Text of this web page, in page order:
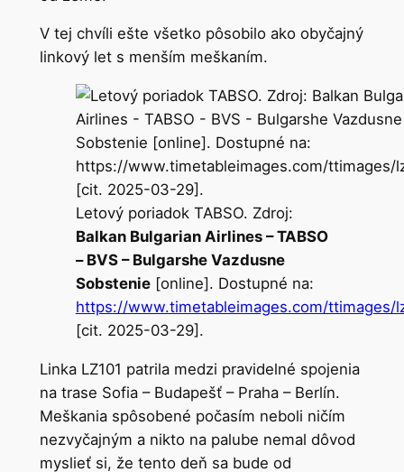
V tej chvíli ešte všetko pôsobilo ako obyčajný
linkový let s menším meškaním.
Letový poriadok TABSO. Zdroj:
Balkan Bulgarian Airlines– TABSO
– BVS – Bulgarshe Vazdusne
Sobstenie[online]. Dostupné na:
https://www.timetableimages.com/ttimages/
[cit. 2025-03-29].
Linka LZ101 patrila medzi pravidelné spojenia
na trase Sofia – Budapešť – Praha – Berlín.
Meškania spôsobené počasím neboli ničím
nezvyčajným a nikto na palube nemal dôvod
myslieť si, že tento deň sa bude od